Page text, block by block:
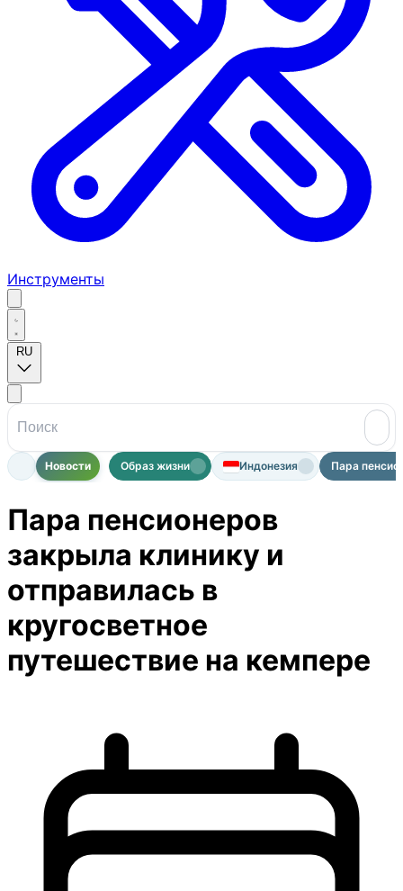
Инструменты
RU
Новости Образ жизни Индонезия Пара
Пара пенсионеров
закрыла клинику и
отправилась в
кругосветное
путешествие на кемпере